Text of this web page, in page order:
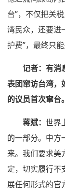
台”，不仅把关
湾民众，还要进
护费”，最终只
记者：有消
表团窜访台湾，
的议员首次窜台
蒋斌： 世界
的一部分。中方
来。我们要求美
定，切实履行不
展任何形式的官